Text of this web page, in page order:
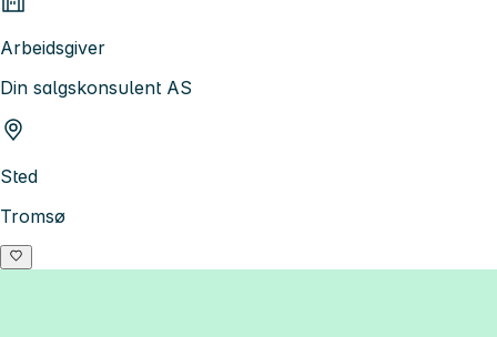
Arbeidsgiver
Din salgskonsulent AS
Sted
Tromsø